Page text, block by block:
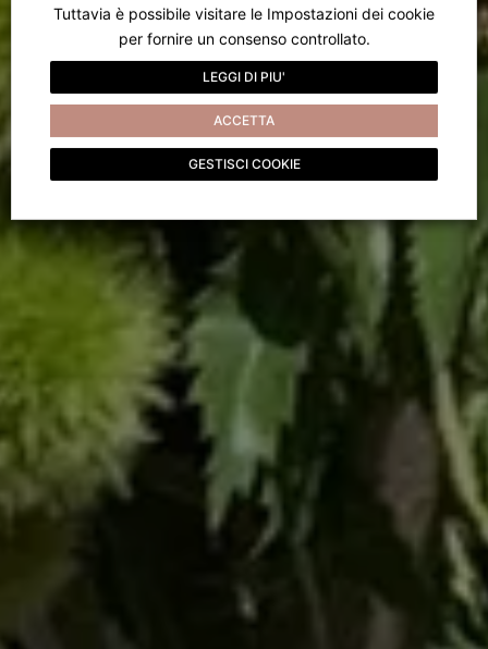
Tuttavia è possibile visitare le Impostazioni dei cookie
per fornire un consenso controllato.
LEGGI DI PIU'
ACCETTA
GESTISCI COOKIE